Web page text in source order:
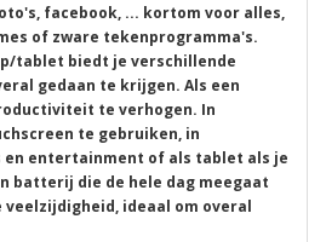
facebook, ... kortom voor alles,
of zware tekenprogramma's.
tablet biedt je verschillende
gedaan te krijgen. Als een
te verhogen. In
te gebruiken, in
en entertainment of als tablet als je
batterij die de hele dag meegaat
veelzijdigheid, ideaal om overal